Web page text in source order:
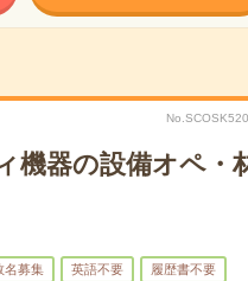
機器の設備オペ・
名募集 英語不要 履歴書不要